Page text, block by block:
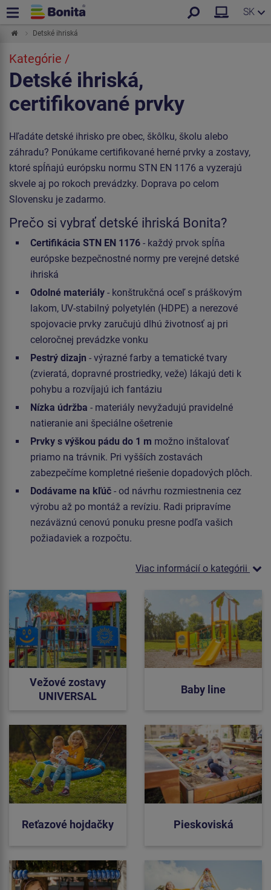
SK
Detské ihriská
Kategórie /
Detské ihriská,
certifikované prvky
Hľadáte detské ihrisko pre obec, škôlku, školu alebo
záhradu? Ponúkame certifikované herné prvky a zostavy,
ktoré spĺňajú európsku normu STN EN 1176 a vyzerajú
skvele aj po rokoch prevádzky. Doprava po celom
Slovensku je zadarmo.
Prečo si vybrať detské ihriská Bonita?
Certifikácia STN EN 1176 - každý prvok spĺňa
európske bezpečnostné normy pre verejné detské
ihriská
Odolné materiály - konštrukčná oceľ s práškovým
lakom, UV-stabilný polyetylén (HDPE) a nerezové
spojovacie prvky zaručujú dlhú životnosť aj pri
celoročnej prevádzke vonku
Pestrý dizajn - výrazné farby a tematické tvary
(zvieratá, dopravné prostriedky, veže) lákajú deti k
pohybu a rozvíjajú ich fantáziu
Nízka údržba - materiály nevyžadujú pravidelné
natieranie ani špeciálne ošetrenie
Prvky s výškou pádu do 1 m možno inštalovať
priamo na trávnik. Pri vyšších zostavách
zabezpečíme kompletné riešenie dopadových plôch.
Dodávame na kľúč - od návrhu rozmiestnenia cez
výrobu až po montáž a revíziu. Radi pripravíme
nezáväznú cenovú ponuku presne podľa vašich
požiadaviek a rozpočtu.
Viac informácií o kategórii
Vežové zostavy
UNIVERSAL
Baby line
Reťazové hojdačky Pieskoviská